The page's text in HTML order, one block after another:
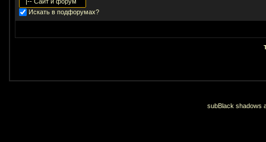
Искать в подфорумах?
subBlack shadows